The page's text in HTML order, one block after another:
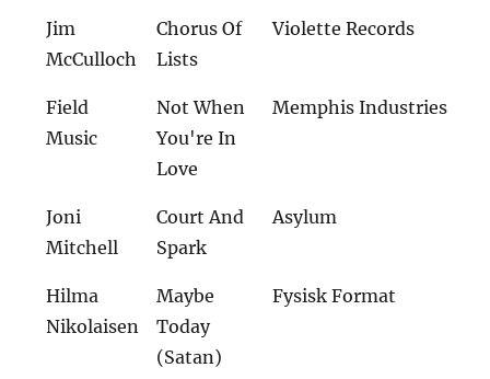
Jim
McCulloch
Chorus Of
Lists
Violette Records
Field
Music
Not When
You're In
Love
Memphis Industries
Joni
Mitchell
Court And
Spark
Asylum
Hilma
Nikolaisen
Maybe
Today
(Satan)
Fysisk Format